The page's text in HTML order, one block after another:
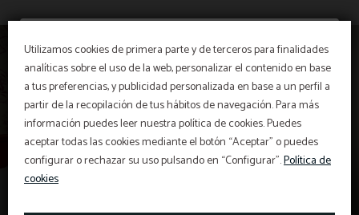
Utilizamos cookies de primera parte y de terceros para finalidades
analíticas sobre el uso de la web, personalizar el contenido en base
a tus preferencias, y publicidad personalizada en base a un perfil a
partir de la recopilación de tus hábitos de navegación. Para más
información puedes leer nuestra política de cookies. Puedes
aceptar todas las cookies mediante el botón “Aceptar” o puedes
configurar o rechazar su uso pulsando en “Configurar”.Política de
cookies
20% de descuento
Disfruta de un20% de descuentoen estancias
en julio y agosto.